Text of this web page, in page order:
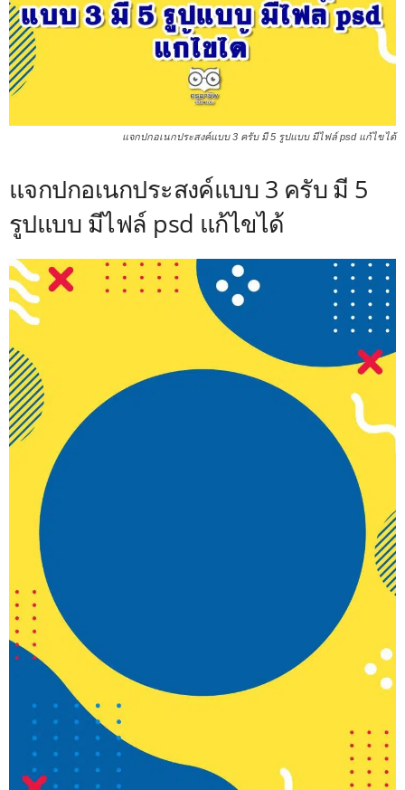
แจกปกอเนกประสงค์แบบ 3 ครับ มี 5 รูปแบบ มีไฟล์ psd แก้ไขได้
แจกปกอเนกประสงค์แบบ 3 ครับ มี 5
รูปแบบ มีไฟล์ psd แก้ไขได้